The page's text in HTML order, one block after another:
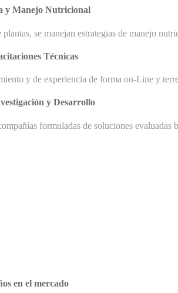
y Manejo Nutricional
se manejan estrategias de manejo
Técnicas
y de experiencia de forma on-Line y
y Desarrollo
formuladas de soluciones evaluadas
en el mercado